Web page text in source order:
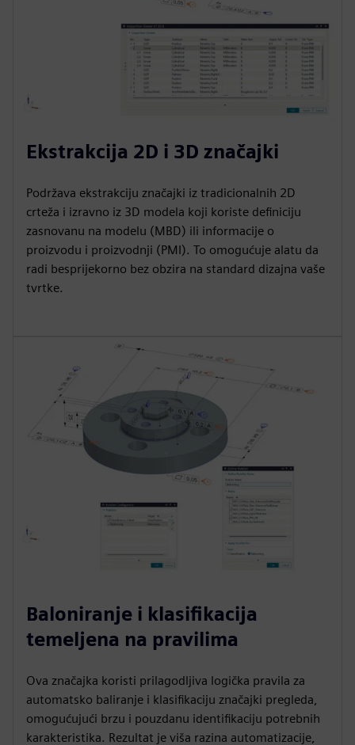
Ekstrakcija 2D i 3D značajki
Podržava ekstrakciju značajki iz tradicionalnih 2D
crteža i izravno iz 3D modela koji koriste definiciju
zasnovanu na modelu (MBD) ili informacije o
proizvodu i proizvodnji (PMI). To omogućuje alatu da
radi besprijekorno bez obzira na standard dizajna vaše
tvrtke.
Baloniranje i klasifikacija
temeljena na pravilima
Ova značajka koristi prilagodljiva logička pravila za
automatsko baliranje i klasifikaciju značajki pregleda,
omogućujući brzu i pouzdanu identifikaciju potrebnih
karakteristika. Rezultat je viša razina automatizacije,